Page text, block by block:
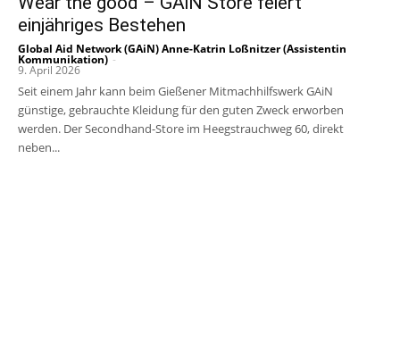
einjähriges Bestehen
Global Aid Network (GAiN) Anne-Katrin Loßnitzer (Assistentin
Kommunikation) -
9. April 2026
Seit einem Jahr kann beim Gießener Mitmachhilfswerk GAiN
günstige, gebrauchte Kleidung für den guten Zweck erworben
werden. Der Secondhand-Store im Heegstrauchweg 60, direkt
neben...